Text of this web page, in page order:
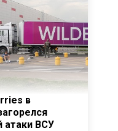
в
атаки ВСУ